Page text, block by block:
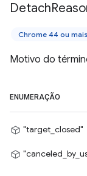
Detach
Chrome 44 ou
Motivo do
ENUMERAÇÃO
"target_closed"